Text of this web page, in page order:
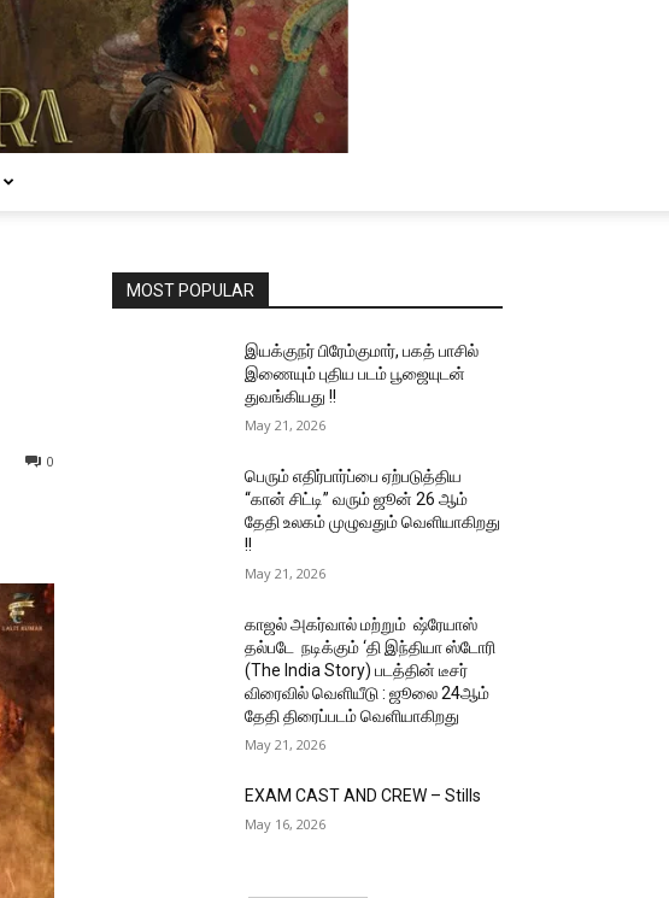
0
MOST POPULAR
இயக்குநர் பிரேம்குமார், பகத் பாசில்
இணையும் புதிய படம் பூஜையுடன்
துவங்கியது !!
May 21, 2026
பெரும் எதிர்பார்ப்பை ஏற்படுத்திய
“கான் சிட்டி” வரும் ஜூன் 26 ஆம்
தேதி உலகம் முழுவதும் வெளியாகிறது
!!
May 21, 2026
காஜல் அகர்வால் மற்றும் ஷ்ரேயாஸ்
தல்படே நடிக்கும் ‘தி இந்தியா ஸ்டோரி
(The India Story) படத்தின் டீசர்
விரைவில் வெளியீடு : ஜூலை 24ஆம்
தேதி திரைப்படம் வெளியாகிறது
May 21, 2026
EXAM CAST AND CREW – Stills
May 16, 2026